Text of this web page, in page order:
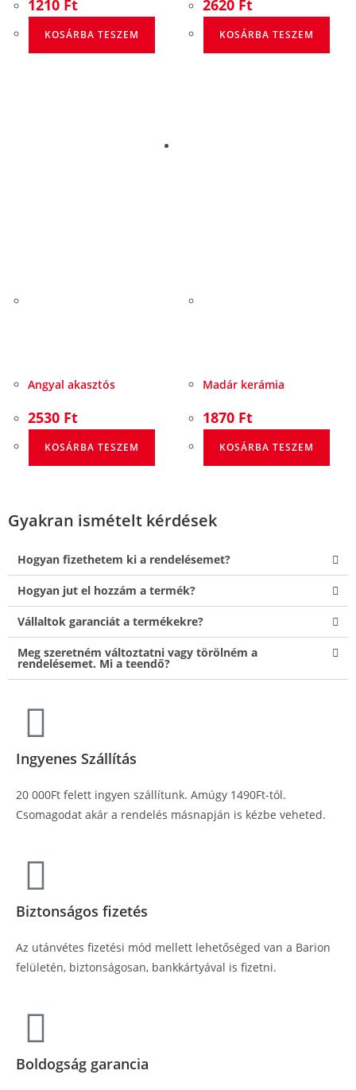
1210 Ft
KOSÁRBA TESZEM
2620 Ft
KOSÁRBA TESZEM
Angyal akasztós
2530 Ft
KOSÁRBA TESZEM
Madár kerámia
1870 Ft
KOSÁRBA TESZEM
Gyakran ismételt kérdések
Hogyan fizethetem ki a rendelésemet?
Hogyan jut el hozzám a termék?
Vállaltok garanciát a termékekre?
Meg szeretném változtatni vagy törölném a
rendelésemet. Mi a teendő?
Ingyenes Szállítás
20 000Ft felett ingyen szállítunk. Amúgy 1490Ft-tól.
Csomagodat akár a rendelés másnapján is kézbe veheted.
Biztonságos fizetés
Az utánvétes fizetési mód mellett lehetőséged van a Barion
felületén, biztonságosan, bankkártyával is fizetni.
Boldogság garancia